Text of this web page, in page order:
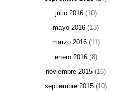
julio 2016(10)
mayo 2016 (13)
marzo 2016(11)
enero 2016(8)
noviembre 2015 (16)
septiembre 2015 (10)